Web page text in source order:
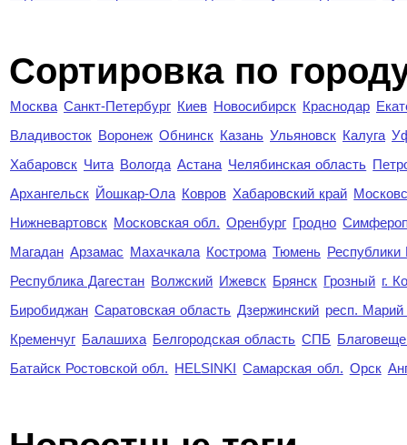
Cортировка по
Москва Санкт-Петербург Киев Новосибирск Краснодар
Владивосток Воронеж Обнинск Казань Ульяновск Калуга
Хабаровск Чита Вологда Астана Челябинская область
Архангельск Йошкар-Ола Ковров Хабаровский край
Нижневартовск Московская обл. Оренбург Гродно
Магадан Арзамас Махачкала Кострома Тюмень Республики
Республика Дагестан Волжский Ижевск Брянск Грозный г.
Биробиджан Саратовская область Дзержинский респ.
Кременчуг Балашиха Белгородская область СПБ
Батайск Ростовской обл. HELSINKI Самарская обл. Орск